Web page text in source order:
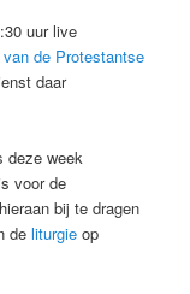
uur live
de Protestantse
daar
deze week
voor de
bij te dragen
deliturgie op